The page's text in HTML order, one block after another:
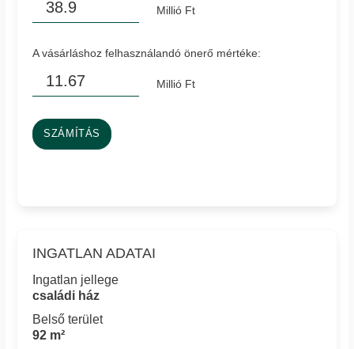
Millió Ft
A vásárláshoz felhasználandó önerő mértéke:
Millió Ft
SZÁMÍTÁS
INGATLAN ADATAI
Ingatlan jellege
családi ház
Belső terület
92 m²